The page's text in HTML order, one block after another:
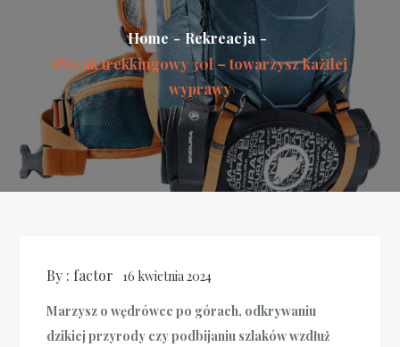
Home
Rekreacja
Plecak trekkingowy 30l – towarzysz każdej
wyprawy
By : factor 16 kwietnia 2024
Marzysz o wędrówce po górach, odkrywaniu
dzikiej przyrody czy podbijaniu szlaków wzdłuż